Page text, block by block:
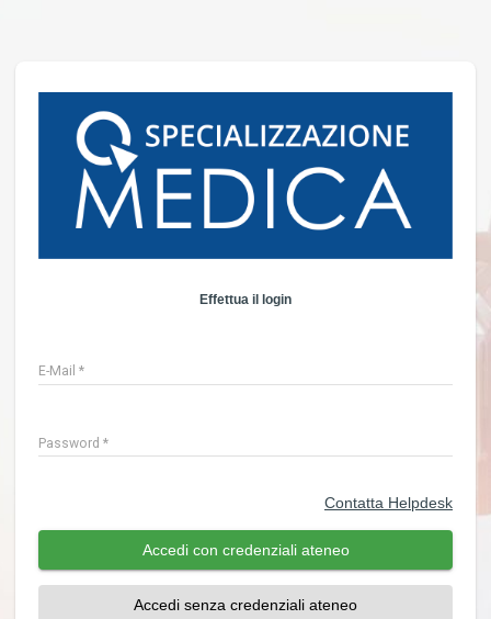
Effettua il login
E-Mail *
Password *
Contatta Helpdesk
Accedi con credenziali ateneo
Accedi senza credenziali ateneo